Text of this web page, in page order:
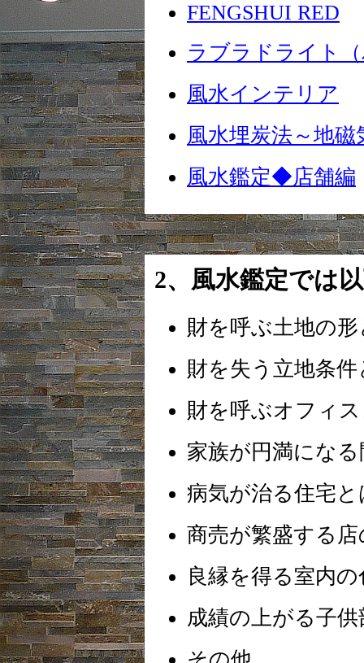
FENGSHUI RED
ラブラドライト
風水インテリア
風水埋炭法～地磁
風水鑑定◆店舗編
2、風水鑑定では
財を呼ぶ土地の
財を失う立地条件
財を呼ぶオフィ
家族が円満にな
病気が治る住宅と
商売が繁盛する
良縁を得る室内
成績の上がる子